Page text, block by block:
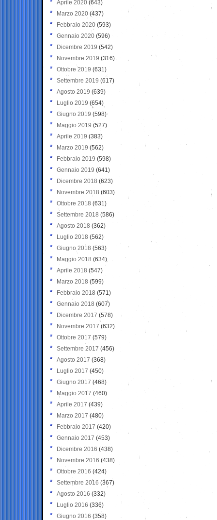
Aprile 2020 (643)
Marzo 2020 (437)
Febbraio 2020 (593)
Gennaio 2020 (596)
Dicembre 2019 (542)
Novembre 2019 (316)
Ottobre 2019 (631)
Settembre 2019 (617)
Agosto 2019 (639)
Luglio 2019 (654)
Giugno 2019 (598)
Maggio 2019 (527)
Aprile 2019 (383)
Marzo 2019 (562)
Febbraio 2019 (598)
Gennaio 2019 (641)
Dicembre 2018 (623)
Novembre 2018 (603)
Ottobre 2018 (631)
Settembre 2018 (586)
Agosto 2018 (362)
Luglio 2018 (562)
Giugno 2018 (563)
Maggio 2018 (634)
Aprile 2018 (547)
Marzo 2018 (599)
Febbraio 2018 (571)
Gennaio 2018 (607)
Dicembre 2017 (578)
Novembre 2017 (632)
Ottobre 2017 (579)
Settembre 2017 (456)
Agosto 2017 (368)
Luglio 2017 (450)
Giugno 2017 (468)
Maggio 2017 (460)
Aprile 2017 (439)
Marzo 2017 (480)
Febbraio 2017 (420)
Gennaio 2017 (453)
Dicembre 2016 (438)
Novembre 2016 (438)
Ottobre 2016 (424)
Settembre 2016 (367)
Agosto 2016 (332)
Luglio 2016 (336)
Giugno 2016 (358)